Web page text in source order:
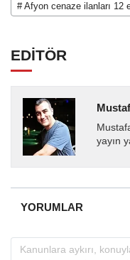
# Afyon cenaze ilanları 12
EDİTÖR
yayın
YORUMLAR